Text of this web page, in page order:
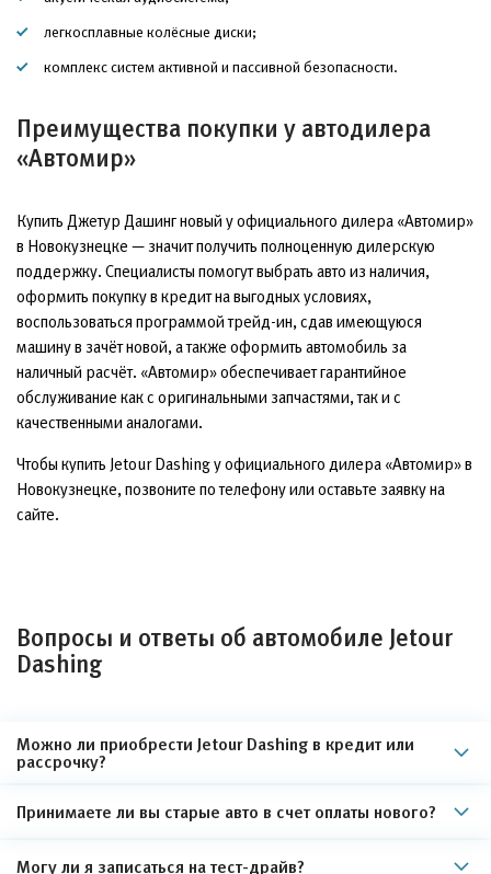
легкосплавные колёсные диски;
комплекс систем активной и пассивной безопасности.
Преимущества покупки у автодилера
«Автомир»
Купить Джетур Дашинг новый у официального дилера «Автомир»
в Новокузнецке — значит получить полноценную дилерскую
поддержку. Специалисты помогут выбрать авто из наличия,
оформить покупку в кредит на выгодных условиях,
воспользоваться программой трейд-ин, сдав имеющуюся
машину в зачёт новой, а также оформить автомобиль за
наличный расчёт. «Автомир» обеспечивает гарантийное
обслуживание как с оригинальными запчастями, так и с
качественными аналогами.
Чтобы купить Jetour Dashing у официального дилера «Автомир» в
Новокузнецке, позвоните по телефону или оставьте заявку на
сайте.
Вопросы и ответы об автомобиле Jetour
Dashing
Можно ли приобрести Jetour Dashing в кредит или
рассрочку?
Принимаете ли вы старые авто в счет оплаты нового?
Могу ли я записаться на тест-драйв?